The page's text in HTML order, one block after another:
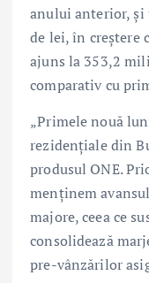
anului anterior,
de lei, în creștere
ajuns la 353,2
comparativ cu
„Primele nouă
rezidențiale din
produsul ONE.
menținem
majore, ceea ce
consolidează
pre-vânzărilor